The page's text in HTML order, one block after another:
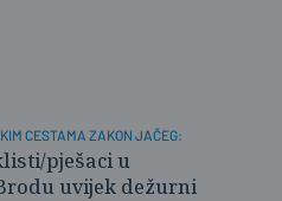
CESTAMA ZAKON JAČEG:
pješaci u
uvijek dežurni